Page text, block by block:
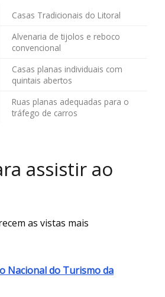
Casas Tradicionais do Litoral
Alvenaria de tijolos e reboco
convencional
Casas planas individuais com
quintais abertos
Ruas planas adequadas para o
tráfego de carros
assistir ao
as vistas mais
Nacional do Turismo da